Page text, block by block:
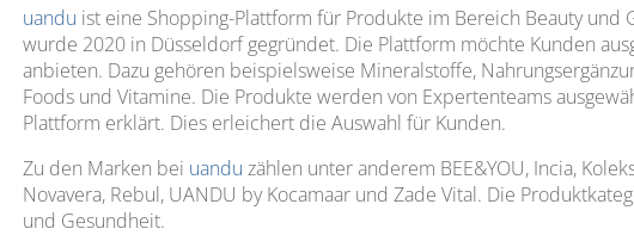
uandu ist eine Shopping-Plattform für Produkte im Bereich Beauty und
wurde 2020 in Düsseldorf gegründet. Die Plattform möchte Kunden
anbieten. Dazu gehören beispielsweise Mineralstoffe,
Foods und Vitamine. Die Produkte werden von Expertenteams
Plattform erklärt. Dies erleichert die Auswahl für Kunden.
Zu den Marken bei uandu zählen unter anderem BEE&YOU, Incia,
Novavera, Rebul, UANDU by Kocamaar und Zade Vital. Die
und Gesundheit.